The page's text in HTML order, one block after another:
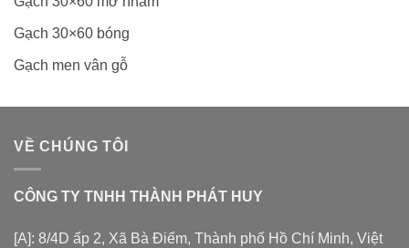
Gạch 30×60 bóng
Gạch men vân gỗ
VỀ CHÚNG TÔI
CÔNG TY TNHH THÀNH PHÁT HUY
[A]: 8/4D ấp 2, Xã Bà Điểm, Thành phố Hồ Chí Minh, Việt